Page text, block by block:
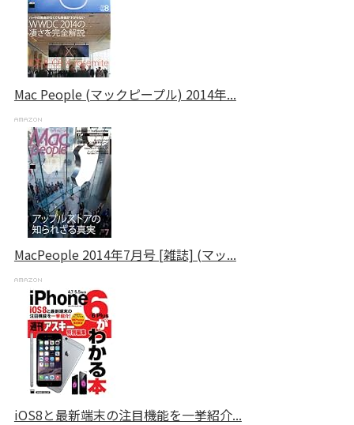
Mac People (マックピープル) 2014年...
MacPeople 2014年7月号 [雑誌] (マッ...
iOS8と最新端末の注目機能を一挙紹介...